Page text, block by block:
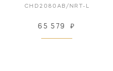
CHD2080AB/NRT-L
65 579 ₽